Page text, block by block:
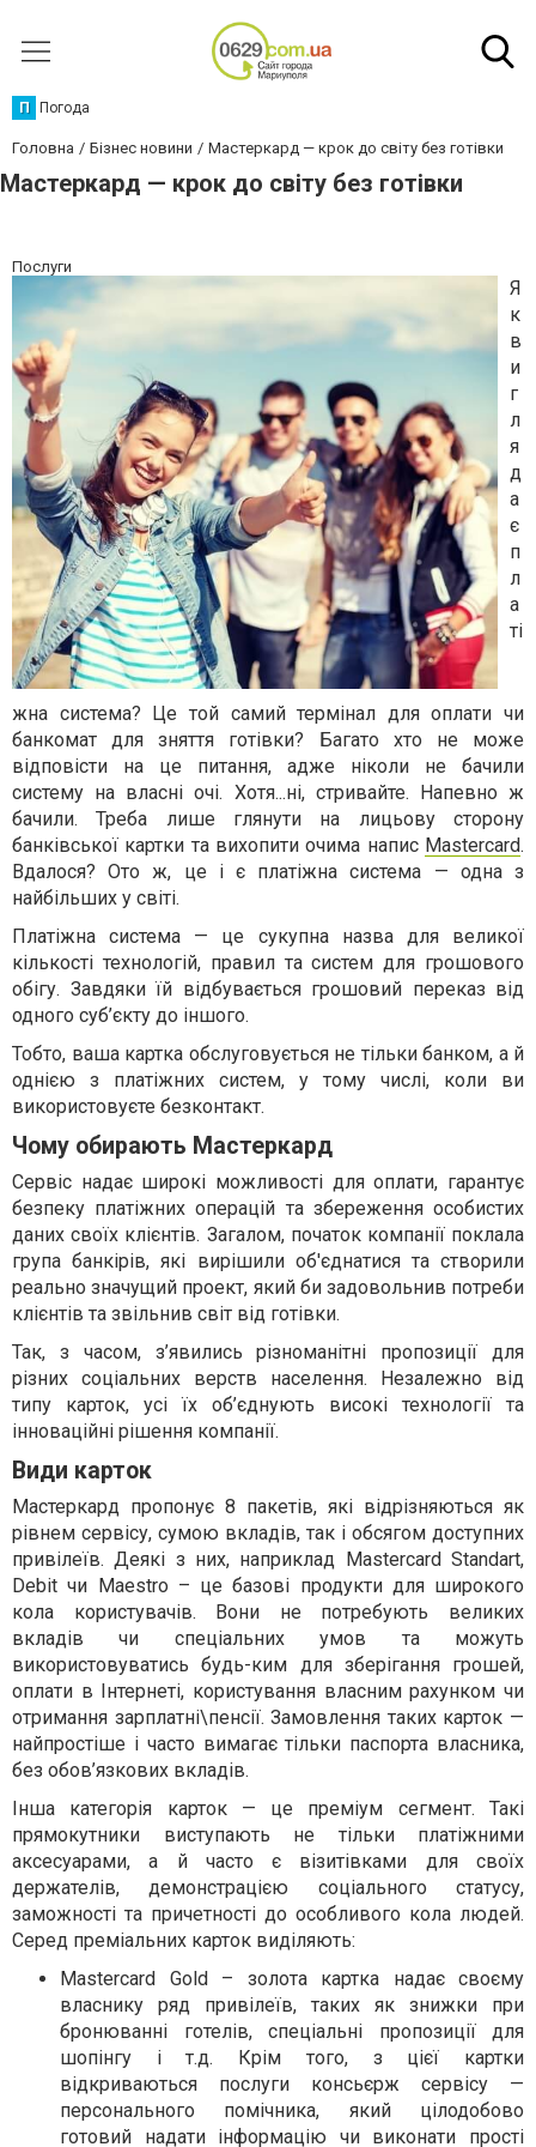
П Погода
Головна Бізнес новини Мастеркард — крок до світу без готівки
Мастеркард — крок до світу без готівки
Послуги
Я
к
в
и
г
л
я
д
а
є
п
л
а
ті
жна система? Це той самий термінал для оплати чи
банкомат для зняття готівки? Багато хто не може
відповісти на це питання, адже ніколи не бачили
систему на власні очі. Хотя...ні, стривайте. Напевно ж
бачили. Треба лише глянути на лицьову сторону
банківської картки та вихопити очима напис Mastercard.
Вдалося? Ото ж, це і є платіжна система — одна з
найбільших у світі.
Платіжна система — це сукупна назва для великої
кількості технологій, правил та систем для грошового
обігу. Завдяки їй відбувається грошовий переказ від
одного суб’єкту до іншого.
Тобто, ваша картка обслуговується не тільки банком, а й
однією з платіжних систем, у тому числі, коли ви
використовуєте безконтакт.
Чому обирають Мастеркард
Сервіс надає широкі можливості для оплати, гарантує
безпеку платіжних операцій та збереження особистих
даних своїх клієнтів. Загалом, початок компанії поклала
група банкірів, які вирішили об'єднатися та створили
реально значущий проект, який би задовольнив потреби
клієнтів та звільнив світ від готівки.
Так, з часом, з’явились різноманітні пропозиції для
різних соціальних верств населення. Незалежно від
типу карток, усі їх об’єднують високі технології та
інноваційні рішення компанії.
Види карток
Мастеркард пропонує 8 пакетів, які відрізняються як
рівнем сервісу, сумою вкладів, так і обсягом доступних
привілеїв. Деякі з них, наприклад Mastercard Standart,
Debit чи Maestro – це базові продукти для широкого
кола користувачів. Вони не потребують великих
вкладів чи спеціальних умов та можуть
використовуватись будь-ким для зберігання грошей,
оплати в Інтернеті, користування власним рахунком чи
отримання зарплатні\пенсії.Замовлення таких карток —
найпростіше і часто вимагає тільки паспорта власника,
без обов’язкових вкладів.
Інша категорія карток — це преміум сегмент. Такі
прямокутники виступають не тільки платіжними
аксесуарами, а й часто є візитівками для своїх
держателів, демонстрацією соціального статусу,
заможності та причетності до особливого кола людей.
Серед преміальних карток виділяють:
Mastercard Gold – золотакартка надає своєму
власнику ряд привілеїв, таких як знижки при
бронюванні готелів, спеціальні пропозиції для
шопінгу і т.д. Крім того, з цієї картки
відкриваються послуги консьєрж сервісу —
персонального помічника, який цілодобово
готовий надати інформацію чи виконати прості